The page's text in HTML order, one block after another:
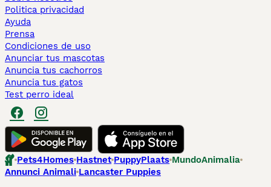
Politica privacidad
Ayuda
Prensa
Condiciones de uso
Anunciar tus mascotas
Anuncia tus cachorros
Anuncia tus gatos
Test perro ideal
Pets4Homes Hastnet PuppyPlaats MundoAnimalia
Annunci Animali Lancaster Puppies